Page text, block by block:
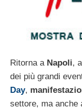
Ritorna a Napoli,
dei più grandi
Day,
settore, ma anche